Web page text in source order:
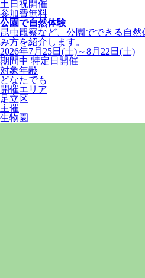
土日祝開催
参加費無料
公園で自然体験
昆虫観察など、公園でできる自
み方を紹介します。
2026年7月25日(土)～8月22日(土)
期間中 特定日開催
対象年齢
どなたでも
開催エリア
足立区
主催
生物園